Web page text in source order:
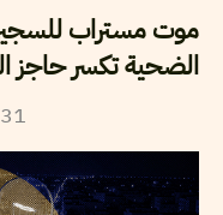
موت مستراب
الضحية تكسر
31